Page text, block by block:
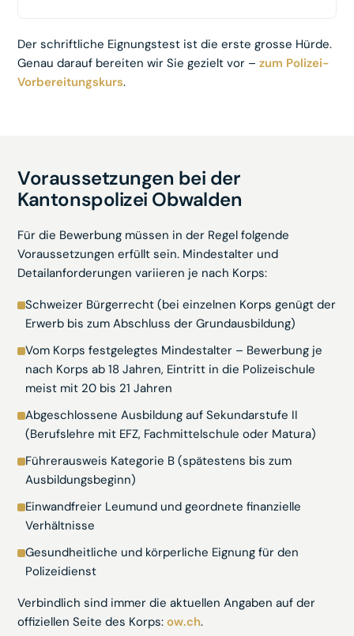
Der schriftliche Eignungstest ist die erste grosse Hürde.
Genau darauf bereiten wir Sie gezielt vor –zum Polizei-
Vorbereitungskurs.
Voraussetzungen bei der
Kantonspolizei Obwalden
Für die Bewerbung müssen in der Regel folgende
Voraussetzungen erfüllt sein. Mindestalter und
Detailanforderungen variieren je nach Korps:
Schweizer Bürgerrecht (bei einzelnen Korps genügt der
Erwerb bis zum Abschluss der Grundausbildung)
Vom Korps festgelegtes Mindestalter – Bewerbung je
nach Korps ab 18 Jahren, Eintritt in die Polizeischule
meist mit 20 bis 21 Jahren
Abgeschlossene Ausbildung auf Sekundarstufe II
(Berufslehre mit EFZ, Fachmittelschule oder Matura)
Führerausweis Kategorie B (spätestens bis zum
Ausbildungsbeginn)
Einwandfreier Leumund und geordnete finanzielle
Verhältnisse
Gesundheitliche und körperliche Eignung für den
Polizeidienst
Verbindlich sind immer die aktuellen Angaben auf der
offiziellen Seite des Korps:ow.ch.